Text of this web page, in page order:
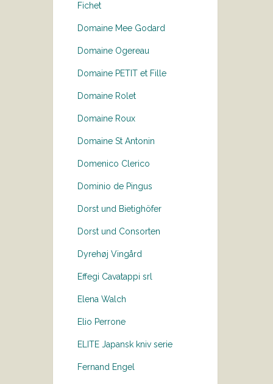
Fichet
Domaine Mee Godard
Domaine Ogereau
Domaine PETIT et Fille
Domaine Rolet
Domaine Roux
Domaine St Antonin
Domenico Clerico
Dominio de Pingus
Dorst und Bietighöfer
Dorst und Consorten
Dyrehøj Vingård
Effegi Cavatappi srl
Elena Walch
Elio Perrone
ELITE Japansk kniv serie
Fernand Engel